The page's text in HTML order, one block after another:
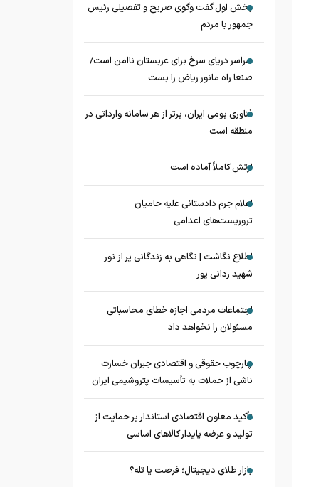
بخش اول گفت وگوی صریح و تفصیلی رئیس
جمهور با مردم
سراسر دریای سرخ برای عربستان ناامن است/
صنعا راه مانور ریاض را بست
فناوری بومی ایران، برتر از هر سامانه وارداتی در
منطقه است
ارتش کاملاً آماده است
اعلام جرم دادستانی علیه حامیان
تروریست‌های اعدامی
اطلاع نگاشت | نگاهی به زندگانی پر از نور
شهید ردانی پور
اجتماعات مردمی اجازه خطای محاسباتی
مسئولان را نخواهد داد
چارچوب حقوقی و اقتصادی جبران خسارت
ناشی از حملات به تأسیسات پتروشیمی ایران
تأکید معاون اقتصادی استاندار بر حمایت از
تولید و عرضه پایدار کالاهای اساسی
بازار طلای دیجیتال؛ فرصت یا تله؟